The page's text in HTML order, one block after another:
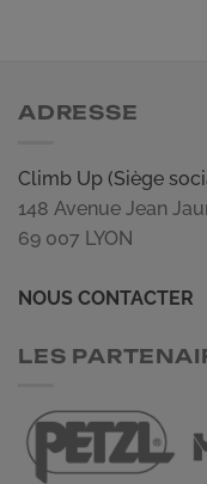
ADRESSE
Climb Up (Siège
148 Avenue Jean
69 007 LYON
NOUS CONTACTER
LES